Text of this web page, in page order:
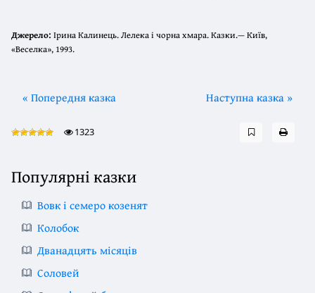
Джерело: Ірина Калинець. Лелека і чорна хмара. Казки.— Київ,
«Веселка», 1993.
« Попередня казка Наступна казка »
1323
Популярні казки
Вовк і семеро козенят
Колобок
Дванадцять місяців
Соловей